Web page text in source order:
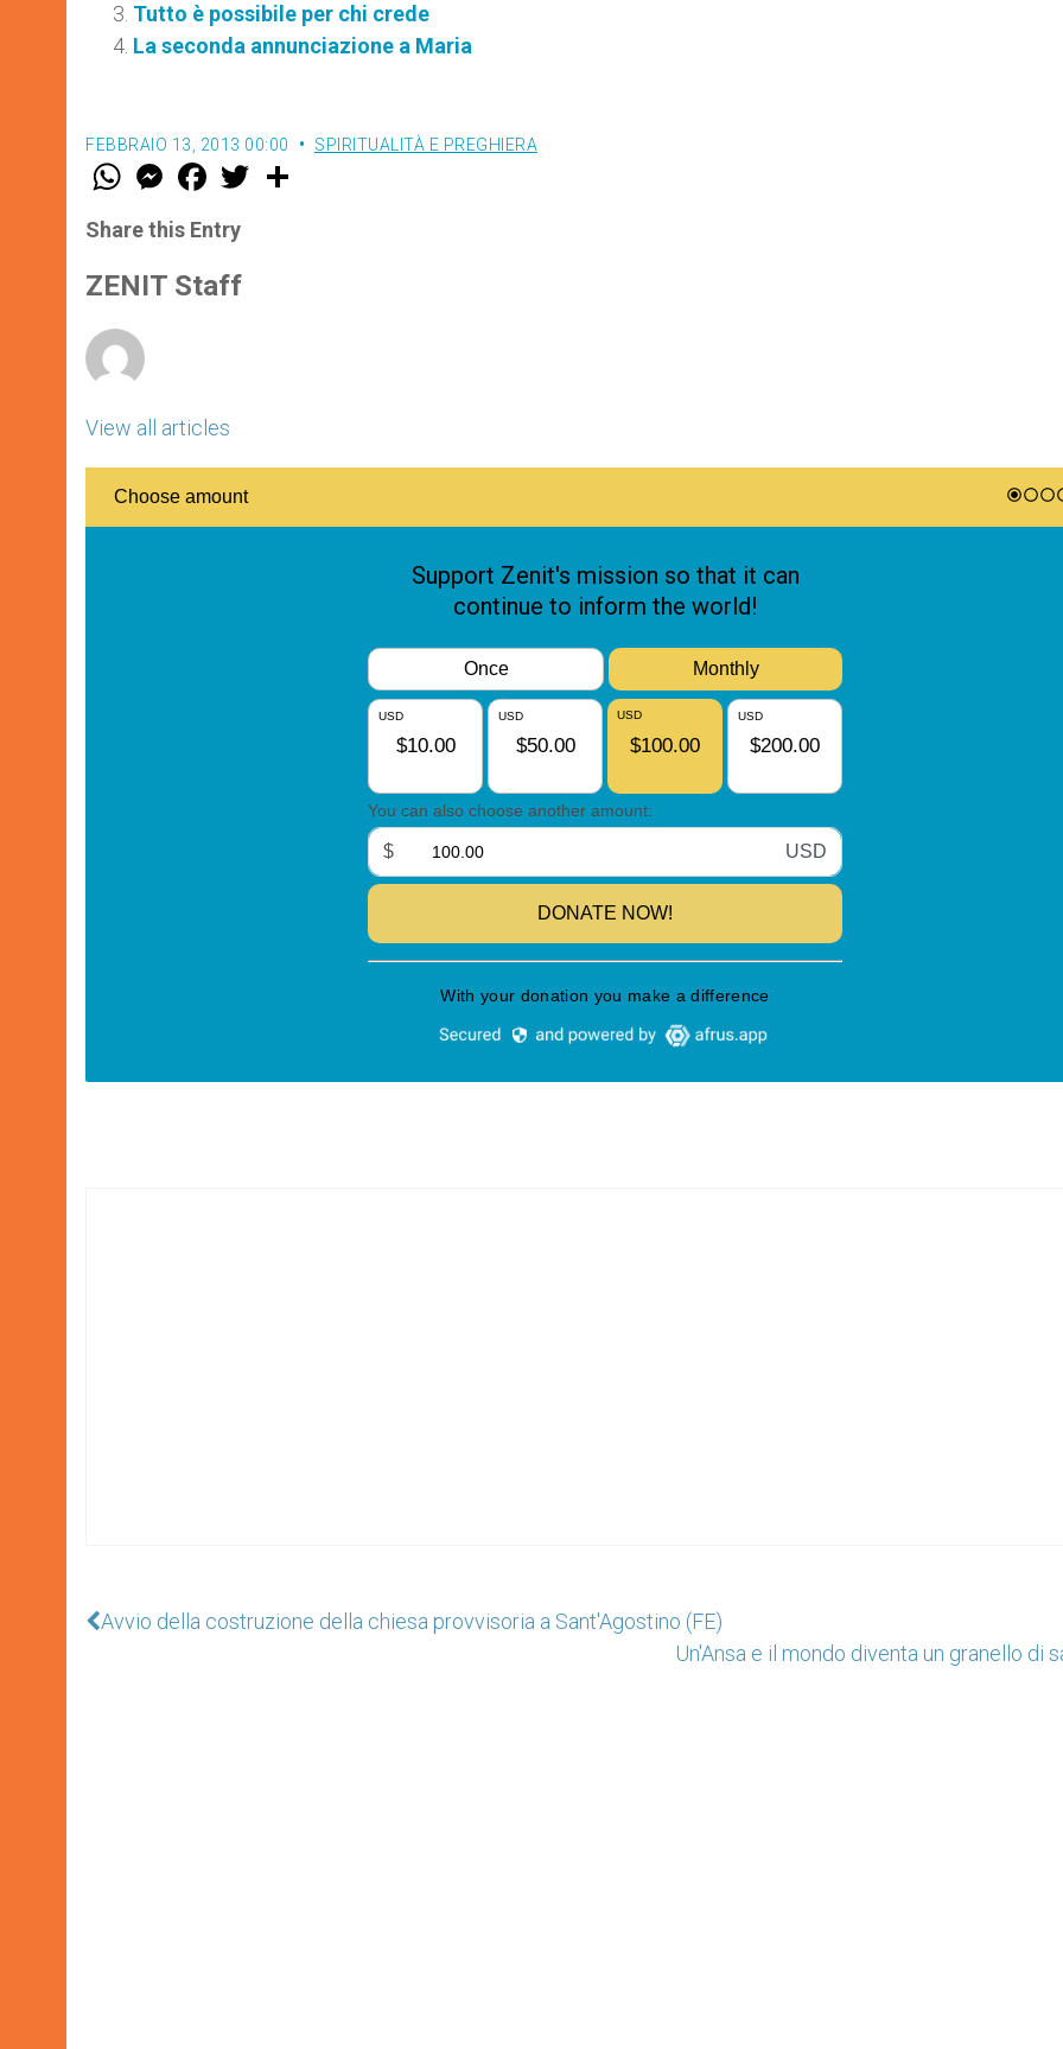
Tutto è possibile per chi crede
La seconda annunciazione a Maria
FEBBRAIO 13, 2013 00:00 SPIRITUALITÀ E PREGHIERA
W
t
s
p
p
M
e
s
e
g
e
F
a
e
b
o
k
w
Share this Entry
ZENIT Staff
View all articles
Avvio della costruzione della chiesa provvisoria a Sant'Agostino (FE)
Un'Ansa e il mondo diventa un granello di